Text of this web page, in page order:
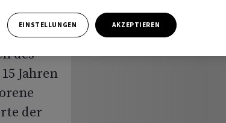
des
Jahren
der
EINSTELLUNGEN AKZEPTIEREN